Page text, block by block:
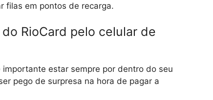
filas em pontos de recarga.
RioCard pelo celular de
estar sempre por dentro do seu
pego de surpresa na hora de pagar a